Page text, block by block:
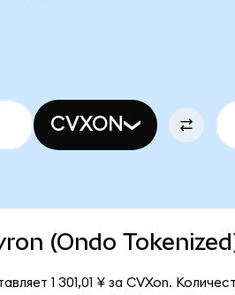
CVXON
(Ondo
1 301,01 ¥ за CVXon.